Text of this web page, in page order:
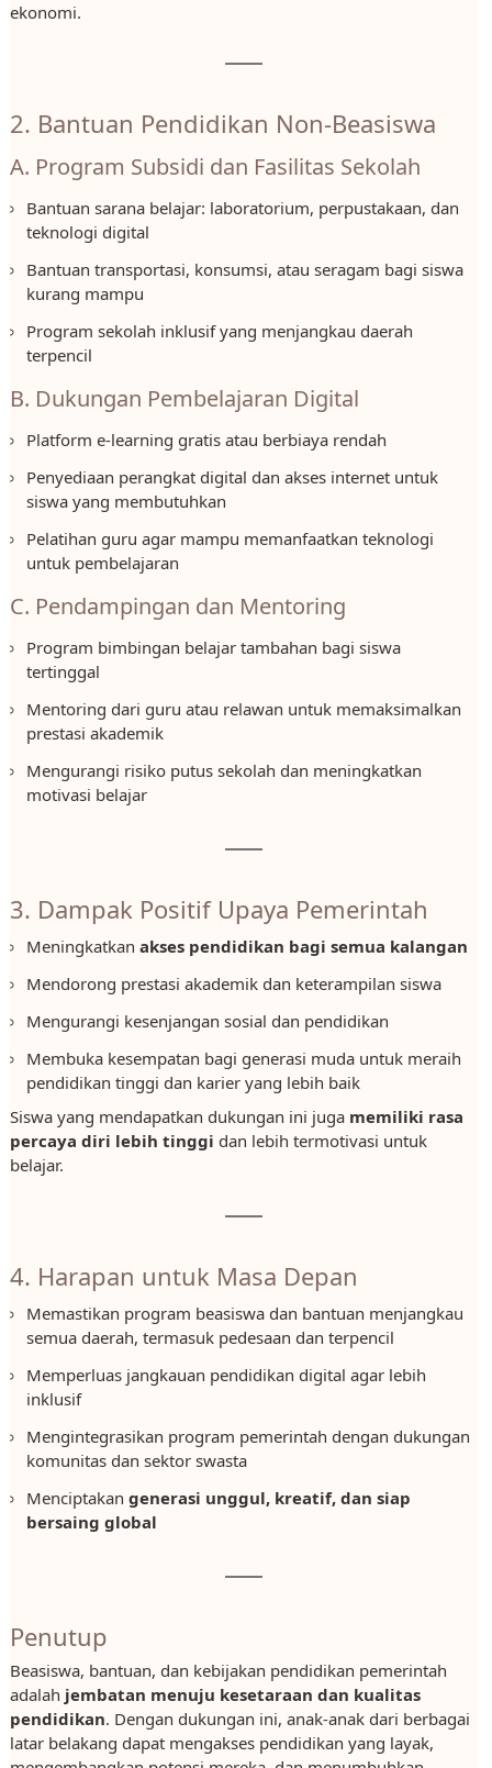
ekonomi.
2. Bantuan Pendidikan Non-Beasiswa
A. Program Subsidi dan Fasilitas Sekolah
Bantuan sarana belajar: laboratorium, perpustakaan, dan
teknologi digital
Bantuan transportasi, konsumsi, atau seragam bagi siswa
kurang mampu
Program sekolah inklusif yang menjangkau daerah
terpencil
B. Dukungan Pembelajaran Digital
Platform e-learning gratis atau berbiaya rendah
Penyediaan perangkat digital dan akses internet untuk
siswa yang membutuhkan
Pelatihan guru agar mampu memanfaatkan teknologi
untuk pembelajaran
C. Pendampingan dan Mentoring
Program bimbingan belajar tambahan bagi siswa
tertinggal
Mentoring dari guru atau relawan untuk memaksimalkan
prestasi akademik
Mengurangi risiko putus sekolah dan meningkatkan
motivasi belajar
3. Dampak Positif Upaya Pemerintah
Meningkatkan akses pendidikan bagi semua kalangan
Mendorong prestasi akademik dan keterampilan siswa
Mengurangi kesenjangan sosial dan pendidikan
Membuka kesempatan bagi generasi muda untuk meraih
pendidikan tinggi dan karier yang lebih baik
Siswa yang mendapatkan dukungan ini juga memiliki rasa
percaya diri lebih tinggi dan lebih termotivasi untuk
belajar.
4. Harapan untuk Masa Depan
Memastikan program beasiswa dan bantuan menjangkau
semua daerah, termasuk pedesaan dan terpencil
Memperluas jangkauan pendidikan digital agar lebih
inklusif
Mengintegrasikan program pemerintah dengan dukungan
komunitas dan sektor swasta
Menciptakan generasi unggul, kreatif, dan siap
bersaing global
Penutup
Beasiswa, bantuan, dan kebijakan pendidikan pemerintah
adalah jembatan menuju kesetaraan dan kualitas
pendidikan. Dengan dukungan ini, anak-anak dari berbagai
latar belakang dapat mengakses pendidikan yang layak,